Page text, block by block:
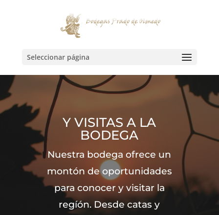
Seleccionar página
Y VISITAS A LA
BODEGA
Nuestra bodega ofrece un
montón de oportunidades
para conocer y visitar la
regíón. Desde catas y